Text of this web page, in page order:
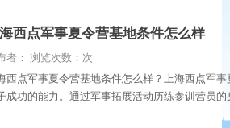
西点军事夏令营基地条件怎么样
者： 浏览次数：次
西点军事夏令营基地条件怎么样？上海西点军
成功的能力。通过军事拓展活动历练参训营员